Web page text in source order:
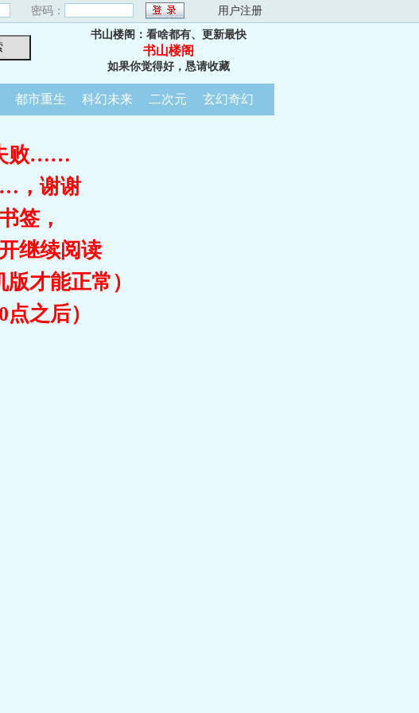
密码： 用户注册
书山楼阁：看啥都有、更新最快
书山楼阁
如果你觉得好，恳请收藏
都市重生 科幻未来 二次元 玄幻奇幻
败……
，谢谢
签，
继续阅读
才能正常）
之后）